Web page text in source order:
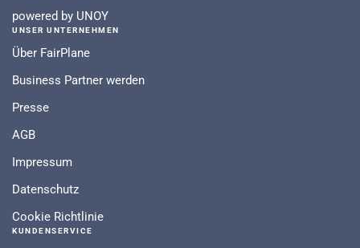
powered by UNOY
UNSER UNTERNEHMEN
Über FairPlane
Business Partner werden
Presse
AGB
Impressum
Datenschutz
Cookie Richtlinie
KUNDENSERVICE